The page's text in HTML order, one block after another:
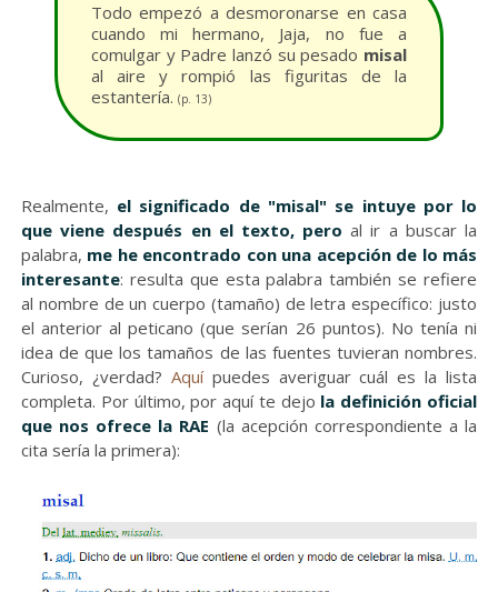
Todo empezó a desmoronarse en casa
cuando mi hermano, Jaja, no fue a
comulgar y Padre lanzó su pesado misal
al aire y rompió las figuritas de la
estantería. (p. 13)
Realmente, el significado de "misal" se intuye por lo
que viene después en el texto, pero al ir a buscar la
palabra, me he encontrado con una acepción de lo más
interesante: resulta que esta palabra también se refiere
al nombre de un cuerpo (tamaño) de letra específico: justo
el anterior al peticano (que serían 26 puntos). No tenía ni
idea de que los tamaños de las fuentes tuvieran nombres.
Curioso, ¿verdad? Aquípuedes averiguar cuál es la lista
completa. Por último, por aquí te dejo la definición oficial
que nos ofrece la RAE (la acepción correspondiente a la
cita sería la primera):